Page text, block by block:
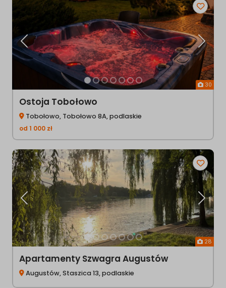
30
Poprzednia
Ostoja Tobołowo
Tobołowo, Tobołowo 8A, podlaskie
od 1 000 zł
28
Poprzednia
Apartamenty Szwagra Augustów
Augustów, Staszica 13, podlaskie